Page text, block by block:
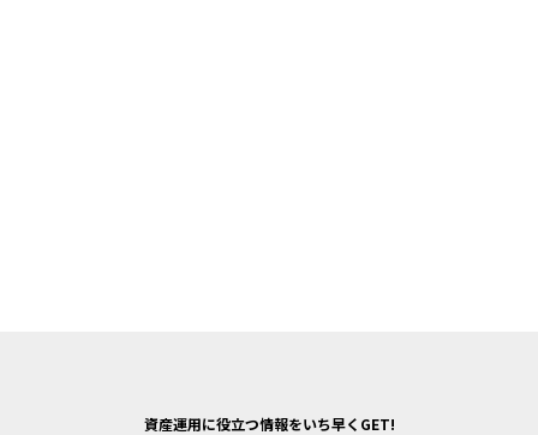
資産運用に役立つ情報をいち早くGET!